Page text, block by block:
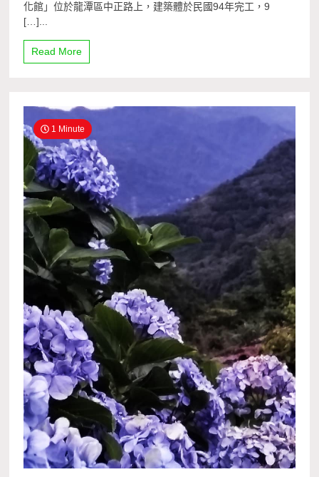
化館」位於龍潭區中正路上，建築體於民國94年完工，9
[…]...
Read More
1 Minute